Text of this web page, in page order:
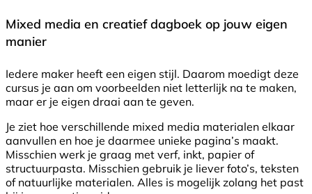
Mixed media en creatief dagboek op jouw eigen
manier
Iedere maker heeft een eigen stijl. Daarom moedigt deze
cursus je aan om voorbeelden niet letterlijk na te maken,
maar er je eigen draai aan te geven.
Je ziet hoe verschillende mixed media materialen elkaar
aanvullen en hoe je daarmee unieke pagina’s maakt.
Misschien werk je graag met verf, inkt, papier of
structuurpasta. Misschien gebruik je liever foto’s, teksten
of natuurlijke materialen. Alles is mogelijk zolang het past